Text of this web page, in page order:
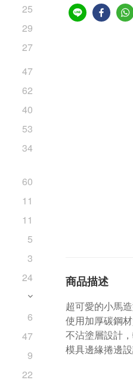
25
29
27
47
62
40
53
34
60
11
11
5
3
24
6
47
9
22
商品描述
超可愛的小馬
使用加厚碳鋼
不沾塗層設計
模具邊緣捲邊